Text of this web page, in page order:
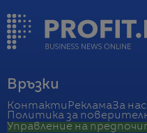
Връзки
Контакти РекламаЗа нас
Политика за
Управление на